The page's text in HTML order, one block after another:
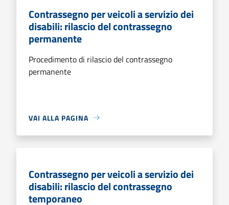
Contrassegno per veicoli a servizio dei
disabili: rilascio del contrassegno
permanente
Procedimento di rilascio del contrassegno
permanente
VAI ALLA PAGINA
Contrassegno per veicoli a servizio dei
disabili: rilascio del contrassegno
temporaneo